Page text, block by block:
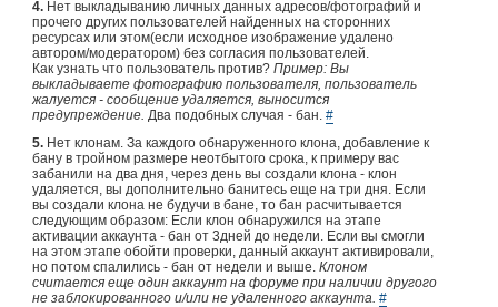
4. Нет выкладыванию личных данных адресов/фотографий и
прочего других пользователей найденных на сторонних
ресурсах или этом(если исходное изображение удалено
автором/модератором) без согласия пользователей.
Как узнать что пользователь против? Пример: Вы
выкладываете фотографию пользователя, пользователь
жалуется - сообщение удаляется, выносится
предупреждение. Два подобных случая - бан. #
5. Нет клонам. За каждого обнаруженного клона, добавление к
бану в тройном размере неотбытого срока, к примеру вас
забанили на два дня, через день вы создали клона - клон
удаляется, вы дополнительно банитесь еще на три дня. Если
вы создали клона не будучи в бане, то бан расчитывается
следующим образом: Если клон обнаружился на этапе
активации аккаунта - бан от 3дней до недели. Если вы смогли
на этом этапе обойти проверки, данный аккаунт активировали,
но потом спалились - бан от недели и выше. Клоном
считается еще один аккаунт на форуме при наличии другого
не заблокированного и/или не удаленного аккаунта. #